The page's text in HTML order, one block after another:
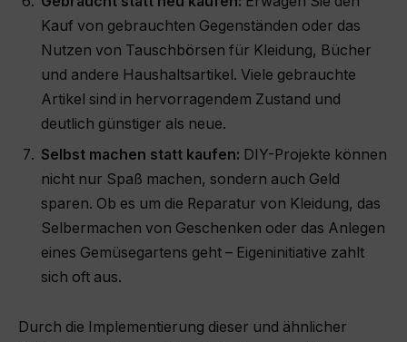
Kauf von gebrauchten Gegenständen oder das
Nutzen von Tauschbörsen für Kleidung, Bücher
und andere Haushaltsartikel. Viele gebrauchte
Artikel sind in hervorragendem Zustand und
deutlich günstiger als neue.
Selbst machen statt kaufen: DIY-Projekte können
nicht nur Spaß machen, sondern auch Geld
sparen. Ob es um die Reparatur von Kleidung, das
Selbermachen von Geschenken oder das Anlegen
eines Gemüsegartens geht – Eigeninitiative zahlt
sich oft aus.
Durch die Implementierung dieser und ähnlicher